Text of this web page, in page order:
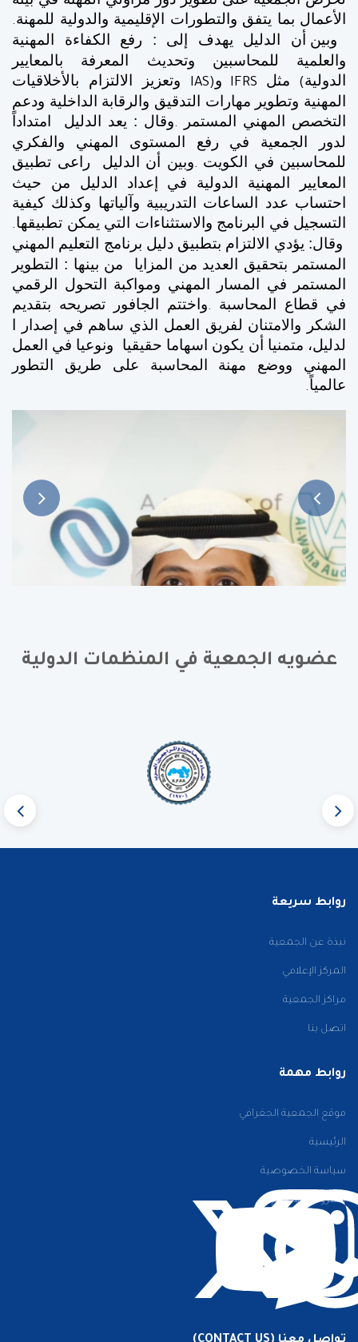
الأعمال بما يتفق والتطورات الإقليمية والدولية للمهنة.
وبين أن الدليل يهدف إلى : رفع الكفاءة المهنية
والعلمية للمحاسبين
وتحديث المعرفة بالمعايير
الدولية( مثل IFRS وIAS)
وتعزيز الالتزام بالأخلاقيات
المهنية وتطوير مهارات التدقيق والرقابة الداخلية ودعم
التخصص المهني المستمر
.وقال : يعد الدليل امتداداً
لدور الجمعية في رفع المستوى المهني والفكري
للمحاسبين في الكويت .وبين أن الدليل راعى تطبيق
المعايير المهنية الدولية في إعداد الدليل من حيث
احتساب عدد الساعات التدريبية وآلياتها وكذلك كيفية
التسجيل في البرنامج والاستثناءات التي يمكن تطبيقها.
وقال: يؤدي الالتزام بتطبيق دليل برنامج التعليم المهني
المستمر بتحقيق العديد من المزايا من بينها : التطوير
المستمر في المسار المهني ومواكبة التحول الرقمي
في قطاع المحاسبة .واختتم الجافور تصريحه بتقديم
الشكر والامتنان لفريق العمل الذي ساهم في إصدار ا
لدليل، متمنيا أن يكون اسهاما حقيقيا ونوعيا في العمل
المهني ووضع مهنة المحاسبة على طريق التطور
عالمياً.
عضويه الجمعية في المنظمات الدولية
روابط سريعة
نبذة عن الجمعية
المركز الإعلامي
مراكز الجمعية
اتصل بنا
روابط مهمة
موقع الجمعية الجغرافي
الرئيسية
سياسة الخصوصية
الشروط والأحكام